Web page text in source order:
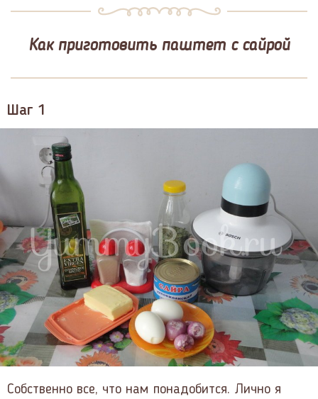
Как приготовить паштет с сайрой
Шаг 1
Собственно все, что нам понадобится. Лично я